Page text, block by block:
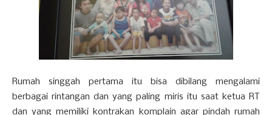
Rumah singgah pertama itu bisa dibilang mengalami
berbagai rintangan dan yang paling miris itu saat ketua RT
dan yang memiliki kontrakan komplain agar pindah rumah